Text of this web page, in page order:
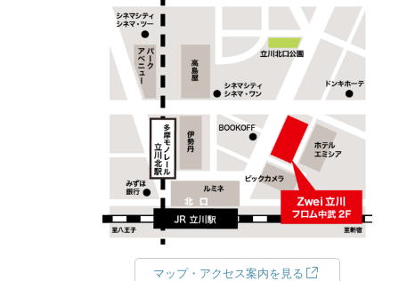
マップ・アクセス案内を見る